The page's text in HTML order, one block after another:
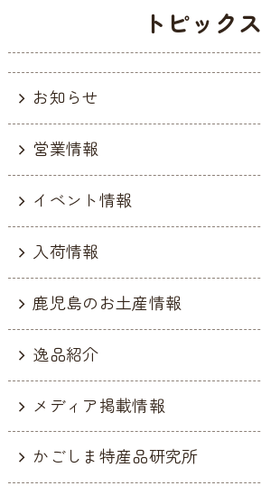
トピックス
お知らせ
営業情報
イベント情報
入荷情報
鹿児島のお土産情報
逸品紹介
メディア掲載情報
かごしま特産品研究所